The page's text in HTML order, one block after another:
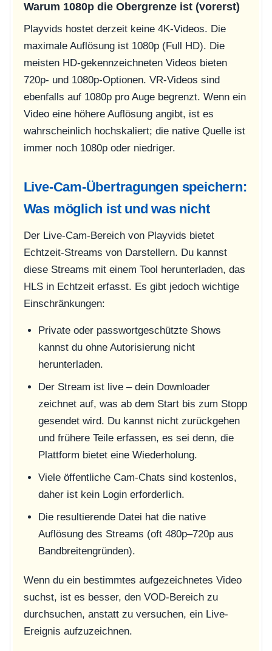
Warum 1080p die Obergrenze ist (vorerst)
Playvids hostet derzeit keine 4K-Videos. Die
maximale Auflösung ist 1080p (Full HD). Die
meisten HD-gekennzeichneten Videos bieten
720p- und 1080p-Optionen. VR-Videos sind
ebenfalls auf 1080p pro Auge begrenzt. Wenn ein
Video eine höhere Auflösung angibt, ist es
wahrscheinlich hochskaliert; die native Quelle ist
immer noch 1080p oder niedriger.
Live-Cam-Übertragungen speichern:
Was möglich ist und was nicht
Der Live-Cam-Bereich von Playvids bietet
Echtzeit-Streams von Darstellern. Du kannst
diese Streams mit einem Tool herunterladen, das
HLS in Echtzeit erfasst. Es gibt jedoch wichtige
Einschränkungen:
Private oder passwortgeschützte Shows
kannst du ohne Autorisierung nicht
herunterladen.
Der Stream ist live – dein Downloader
zeichnet auf, was ab dem Start bis zum Stopp
gesendet wird. Du kannst nicht zurückgehen
und frühere Teile erfassen, es sei denn, die
Plattform bietet eine Wiederholung.
Viele öffentliche Cam-Chats sind kostenlos,
daher ist kein Login erforderlich.
Die resultierende Datei hat die native
Auflösung des Streams (oft 480p–720p aus
Bandbreitengründen).
Wenn du ein bestimmtes aufgezeichnetes Video
suchst, ist es besser, den VOD-Bereich zu
durchsuchen, anstatt zu versuchen, ein Live-
Ereignis aufzuzeichnen.